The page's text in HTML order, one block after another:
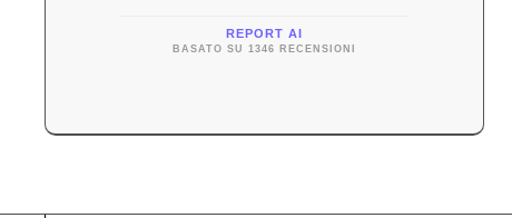
REPORT AI
BASATO SU 1346 RECENSIONI